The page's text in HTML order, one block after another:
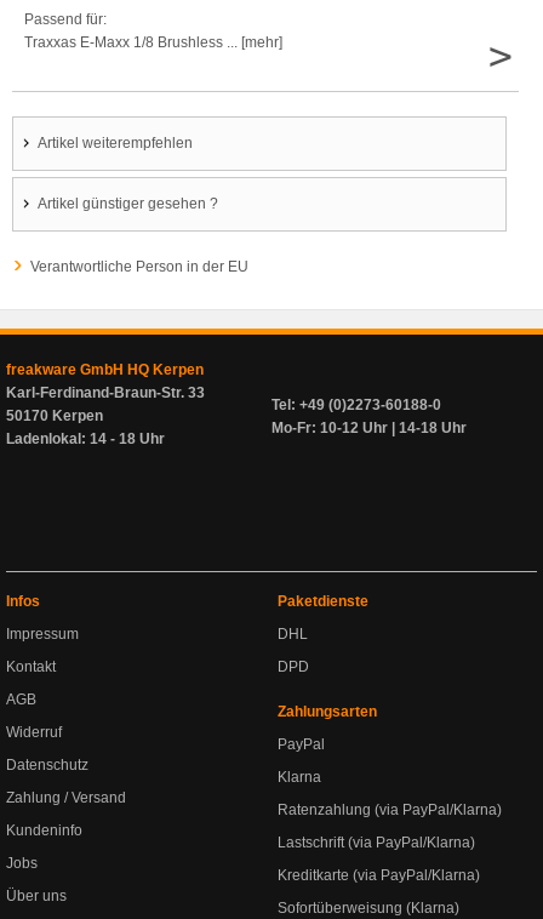
Passend für:
Traxxas E-Maxx 1/8 Brushless ... [mehr]
>
Artikel weiterempfehlen
Artikel günstiger gesehen ?
Verantwortliche Person in der EU
freakware GmbH HQ Kerpen
Karl-Ferdinand-Braun-Str. 33
50170 Kerpen
Ladenlokal: 14 - 18 Uhr
Tel: +49 (0)2273-60188-0
Mo-Fr: 10-12 Uhr | 14-18 Uhr
Infos
Impressum
Kontakt
AGB
Widerruf
Datenschutz
Zahlung / Versand
Kundeninfo
Jobs
Über uns
Paketdienste
DHL
DPD
Zahlungsarten
PayPal
Klarna
Ratenzahlung (via PayPal/Klarna)
Lastschrift (via PayPal/Klarna)
Kreditkarte (via PayPal/Klarna)
Sofortüberweisung (Klarna)